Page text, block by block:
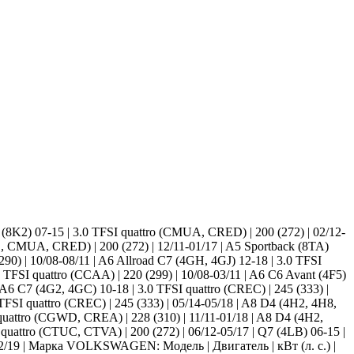
07-15 | 3.0 TFSI quattro (CMUA, CRED) | 200 (272) | 02/12-
CRED) | 200 (272) | 12/11-01/17 | A5 Sportback (8TA)
| 10/08-08/11 | A6 Allroad C7 (4GH, 4GJ) 12-18 | 3.0 TFSI
quattro (CCAA) | 220 (299) | 10/08-03/11 | A6 C6 Avant (4F5)
C7 (4G2, 4GC) 10-18 | 3.0 TFSI quattro (CREC) | 245 (333) |
quattro (CREC) | 245 (333) | 05/14-05/18 | A8 D4 (4H2, 4H8,
(CGWD, CREA) | 228 (310) | 11/11-01/18 | A8 D4 (4H2,
(CTUC, CTVA) | 200 (272) | 06/12-05/17 | Q7 (4LB) 06-15 |
19 | Марка VOLKSWAGEN: Модель | Двигатель | кВт (л. с.) |